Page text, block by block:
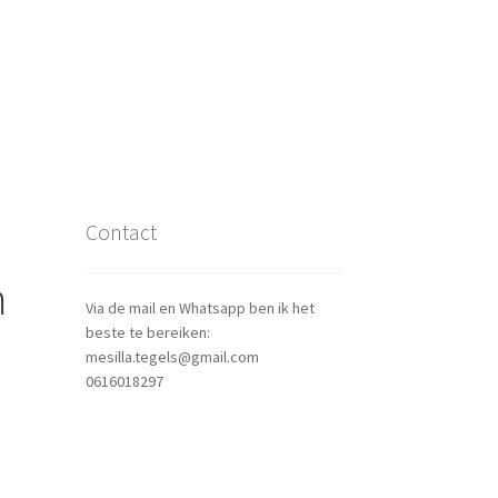
Contact
Via de mail en Whatsapp ben ik het
beste te bereiken:
mesilla.tegels@gmail.com
0616018297